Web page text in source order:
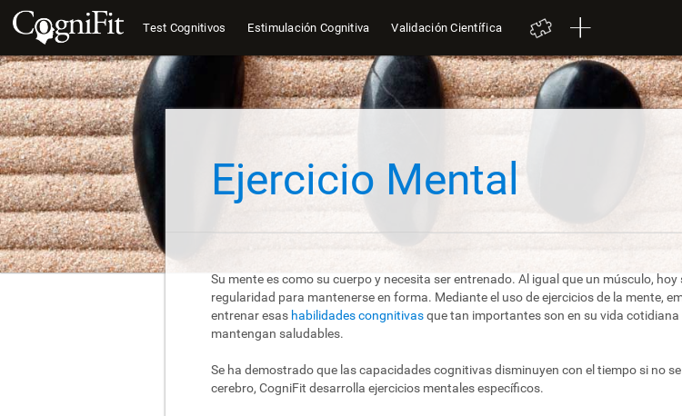
Test Cognitivos Estimulación Cognitiva Validación Científica
Ejercicio Mental
Su mente es como su cuerpo y necesita ser entrenado. Al igual que un músculo,
regularidad para mantenerse en forma. Mediante el uso de ejercicios de la mente,
entrenar esas habilidades congnitivasque tan importantes son en su vida
mantengan saludables.
Se ha demostrado que las capacidades cognitivas disminuyen con el tiempo si no
cerebro, CogniFit desarrolla ejercicios mentales específicos.